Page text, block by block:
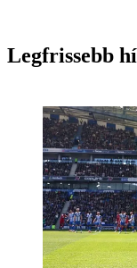
Legfrissebb